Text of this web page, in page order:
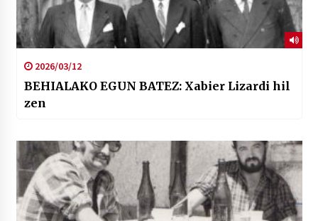
2026/03/12
BEHIALAKO EGUN BATEZ: Xabier Lizardi hil
zen